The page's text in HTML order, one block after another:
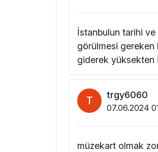
İstanbulun tarihi ve
görülmesi gereken
giderek yüksekten
T trgy6060
07.06.2024
müzekart olmak